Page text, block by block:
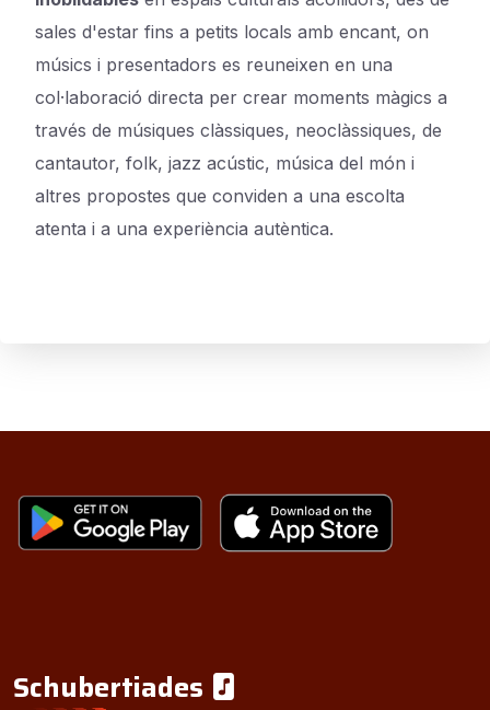
sales d'estar fins a petits locals amb encant, on
músics i presentadors es reuneixen en una
col·laboració directa per crear moments màgics a
través de músiques clàssiques, neoclàssiques, de
cantautor, folk, jazz acústic, música del món i
altres propostes que conviden a una escolta
atenta i a una experiència autèntica.
Schubertiades